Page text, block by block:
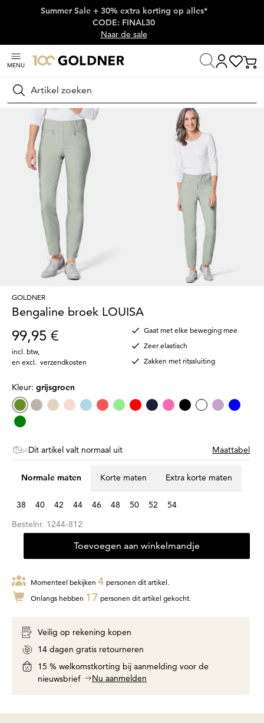
Skip naar hoofdinhoud
Summer Sale + 30% extra korting op alles*
CODE: FINAL30
Naar de sale
MENU
Zoeken
Thuis Damesmode
GOLDNER
Bengaline broek LOUISA
99,95 €
incl. btw,
en excl. verzendkosten
Gaat met elke beweging mee
Zeer elastisch
Zakken met ritssluiting
Kleur: grijsgroen
Dit artikel valt normaal uit Maattabel
Normale maten Korte maten Extra korte maten
38 40 42 44 46 48 50 52
54
Bestelnr. 1244-812
Toevoegen aan winkelmandje
Momenteel bekijken 4 personen dit artikel.
Onlangs hebben 17 personen dit artikel gekocht.
Veilig op rekening kopen
14 dagen gratis retourneren
15 % welkomstkorting bij aanmelding voor de
nieuwsbrief
Nu aanmelden